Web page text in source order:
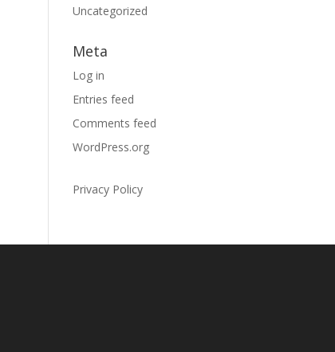
Uncategorized
Meta
Log in
Entries feed
Comments feed
WordPress.org
Privacy Policy